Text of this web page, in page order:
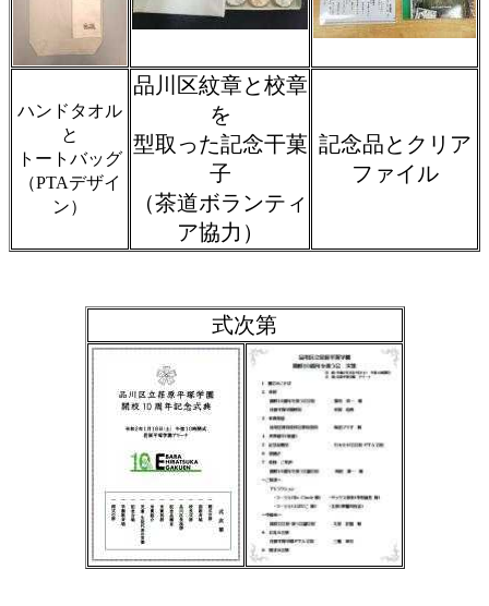
ハンドタオル
と
トートバッグ
（PTAデザイ
ン）
品川区紋章と校章
を
型取った記念干菓
子
（茶道ボランティ
ア協力）
記念品とクリア
ファイル
式次第